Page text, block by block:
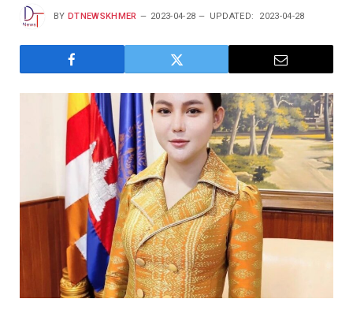
BY DTNEWSKHMER 2023-04-28 UPDATED: 2023-04-28